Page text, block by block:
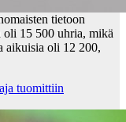
tietoon
oli 15 500 uhria, mikä
aikuisia oli 12 200,
tuomittiin